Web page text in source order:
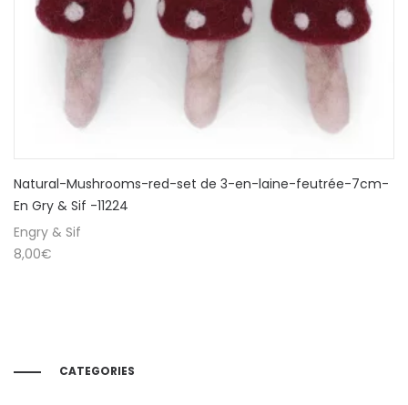
Natural-Mushrooms-red-set de 3-en-laine-feutrée-7cm-
En Gry & Sif -11224
Engry & Sif
8,00€
CATEGORIES